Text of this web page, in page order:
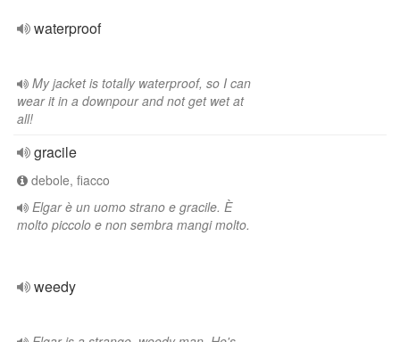
waterproof
My jacket is totally waterproof, so I can
wear it in a downpour and not get wet at
all!
gracile
debole, fiacco
Elgar è un uomo strano e gracile. È
molto piccolo e non sembra mangi molto.
weedy